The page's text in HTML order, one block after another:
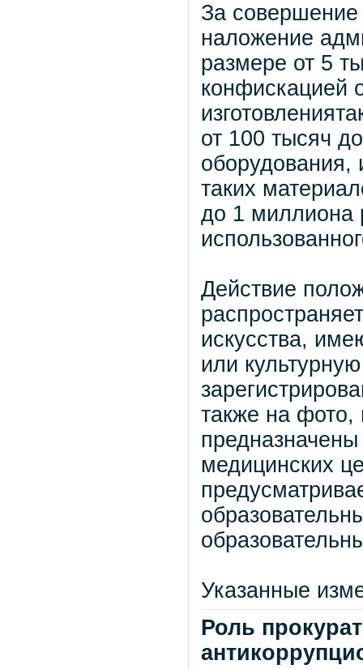
За совершение
наложение
размере от 5
конфискацией
от 100 тысяч
оборудования,
таких
до 1 миллиона
Действие
искусства,
или
также на фото,
медицинских
Указанные
Роль